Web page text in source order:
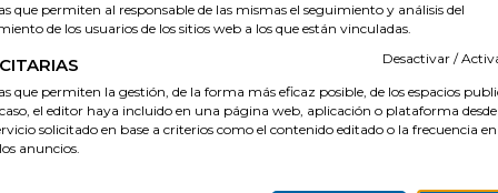
gana el premio Alianza para la FP Dual otorgado por
que permiten al responsable de las mismas el seguimiento y análisis del
de los usuarios de los sitios web a los que están vinculadas.
Desactivar /
que permiten la gestión, de la forma más eficaz posible, de los espacios
el editor haya incluido en una página web, aplicación o plataforma
solicitado en base a criterios como el contenido editado o la frecuencia en
anuncios.